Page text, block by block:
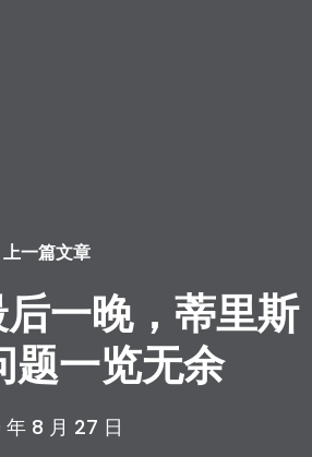
上一篇文章
一晚，蒂里斯
题一览无余
8 月 27 日